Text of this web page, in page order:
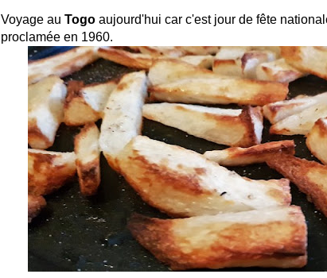
Voyage au Togo aujourd'hui car c'est jour de fête
proclamée en 1960.